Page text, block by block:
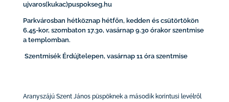
ujvaros(kukac)puspokseg.hu
Parkvárosban hétköznap hétfőn, kedden és csütörtökön
6.45-kor, szombaton 17.30, vasárnap 9.30 órakor szentmise
a templomban.
Szentmisék Érdújtelepen, vasárnap 11 óra szentmise
Aranyszájú Szent János püspöknek a második korintusi levélről